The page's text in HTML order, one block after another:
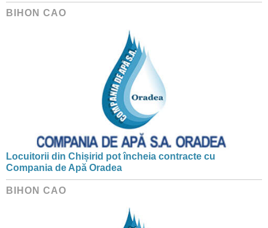
BIHON CAO
Locuitorii din Chișirid pot încheia contracte cu
Compania de Apă Oradea
BIHON CAO